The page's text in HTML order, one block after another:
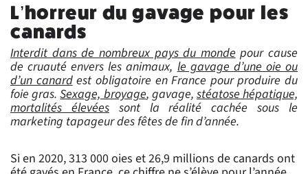
L’horreur du gavage pour les
canards
Interdit dans de nombreux pays du monde pour cause
de cruauté envers les animaux, le gavage d’une oie ou
d’un canardest obligatoire en France pour produire du
foie gras.Sexage, broyage, gavage, stéatose hépatique,
mortalités élevéessont la réalité cachée sous le
marketing tapageur des fêtes de fin d’année.
Si en 2020, 313 000 oies et 26,9 millions de canards ont